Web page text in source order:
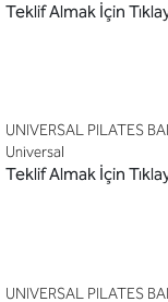
Teklif Almak İçin
UNIVERSAL PILATES
Universal
Teklif Almak İçin
UNIVERSAL PILATES